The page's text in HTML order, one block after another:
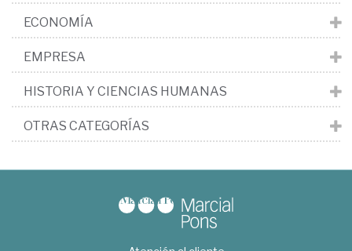
ECONOMÍA
EMPRESA
HISTORIA Y CIENCIAS HUMANAS
OTRAS CATEGORÍAS